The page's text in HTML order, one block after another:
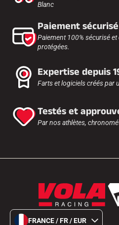
Blanc
Paiement sécurisé
Paiement 100% sécurisé
protégées.
Expertise depuis
Farts et logiciels créés par
Testés et
Par nos athlètes,
FRANCE / FR / EUR